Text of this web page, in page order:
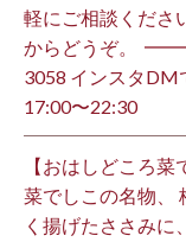
軽にご相談くださ
からどうぞ。
3058 インスタDM
17:00〜22:30 ⁡
【おはしどころ
菜でしこの名物、
く揚げたささみに